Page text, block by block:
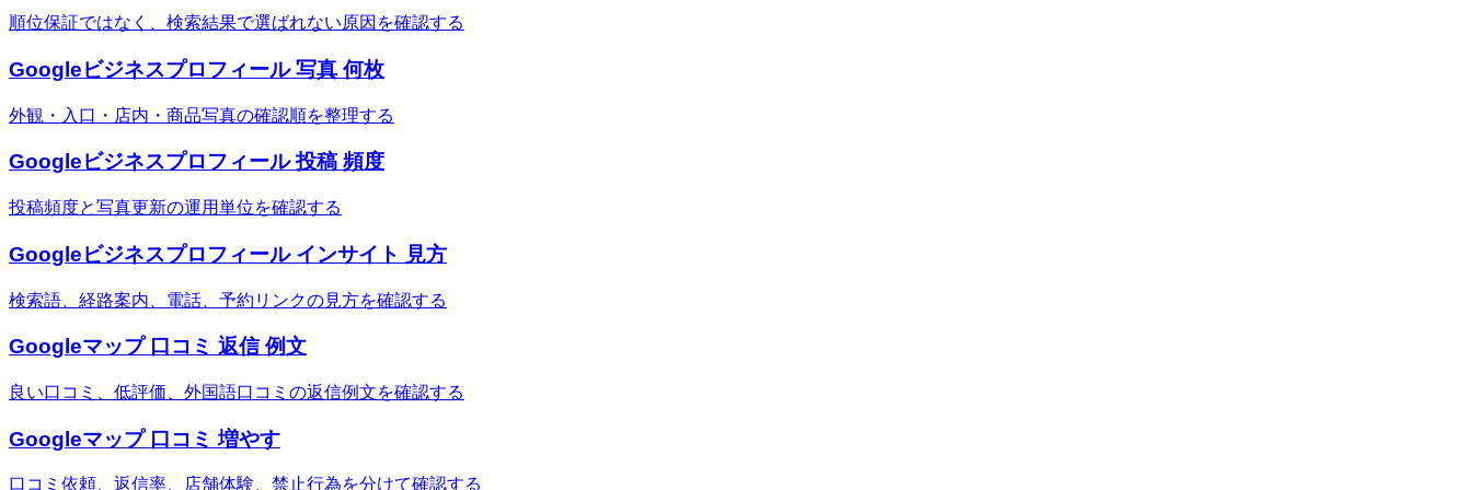
順位保証ではなく、検索結果で選ばれない原因を確認する
Googleビジネスプロフィール 写真 何枚
外観・入口・店内・商品写真の確認順を整理する
Googleビジネスプロフィール 投稿 頻度
投稿頻度と写真更新の運用単位を確認する
Googleビジネスプロフィール インサイト 見方
検索語、経路案内、電話、予約リンクの見方を確認する
Googleマップ 口コミ 返信 例文
良い口コミ、低評価、外国語口コミの返信例文を確認する
Googleマップ 口コミ 増やす
口コミ依頼、返信率、店舗体験、禁止行為を分けて確認する